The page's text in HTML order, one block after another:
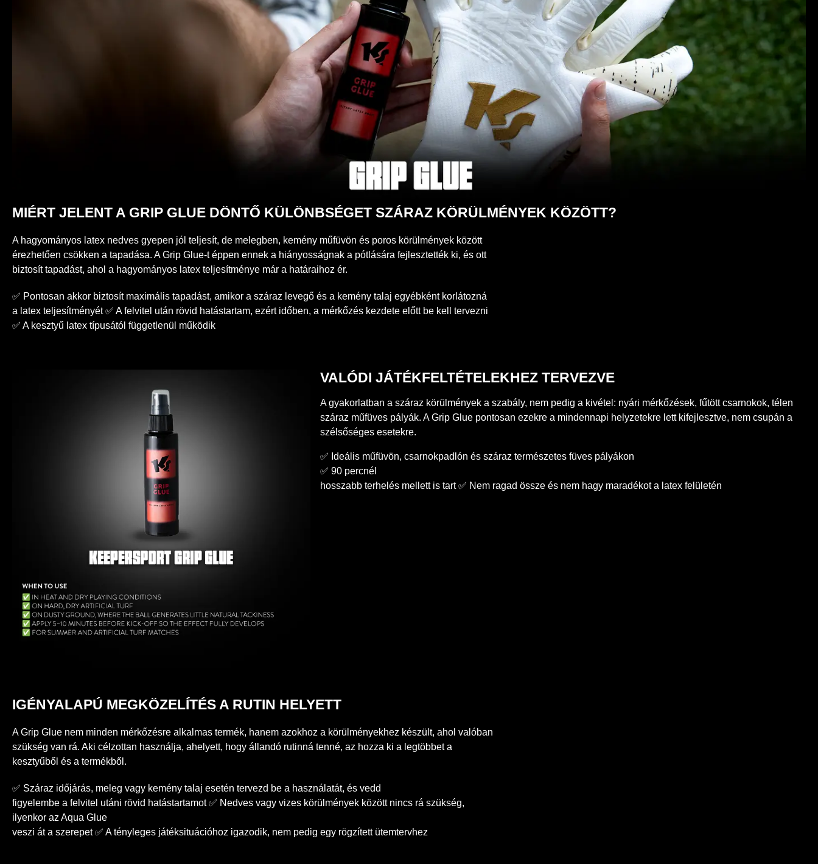
MIÉRT JELENT A GRIP GLUE DÖNTŐ KÜLÖNBSÉGET SZÁRAZ KÖRÜLMÉNYEK KÖZÖTT?
A hagyományos latex nedves gyepen jól teljesít, de melegben, kemény műfüvön és poros körülmények között
érezhetően csökken a tapadása. A Grip Glue-t éppen ennek a hiányosságnak a pótlására fejlesztették ki, és ott
biztosít tapadást, ahol a hagyományos latex teljesítménye már a határaihoz ér.
✅ Pontosan akkor biztosít maximális tapadást, amikor a száraz levegő és a kemény talaj egyébként korlátozná
a latex teljesítményét ✅ A felvitel után rövid hatástartam, ezért időben, a mérkőzés kezdete előtt be kell tervezni
✅ A kesztyű latex típusától függetlenül működik
VALÓDI JÁTÉKFELTÉTELEKHEZ TERVEZVE
A gyakorlatban a száraz körülmények a szabály, nem pedig a kivétel: nyári mérkőzések, fűtött csarnokok, télen
száraz műfüves pályák. A Grip Glue pontosan ezekre a mindennapi helyzetekre lett kifejlesztve, nem csupán a
szélsőséges esetekre.
✅ Ideális műfüvön, csarnokpadlón és száraz természetes füves pályákon
✅ 90 percnél
hosszabb terhelés mellett is tart ✅ Nem ragad össze és nem hagy maradékot a latex felületén
IGÉNYALAPÚ MEGKÖZELÍTÉS A RUTIN HELYETT
A Grip Glue nem minden mérkőzésre alkalmas termék, hanem azokhoz a körülményekhez készült, ahol valóban
szükség van rá. Aki célzottan használja, ahelyett, hogy állandó rutinná tenné, az hozza ki a legtöbbet a
kesztyűből és a termékből.
✅ Száraz időjárás, meleg vagy kemény talaj esetén tervezd be a használatát, és vedd
figyelembe a felvitel utáni rövid hatástartamot ✅ Nedves vagy vizes körülmények között nincs rá szükség,
ilyenkor az Aqua Glue
veszi át a szerepet ✅ A tényleges játéksituációhoz igazodik, nem pedig egy rögzített ütemtervhez